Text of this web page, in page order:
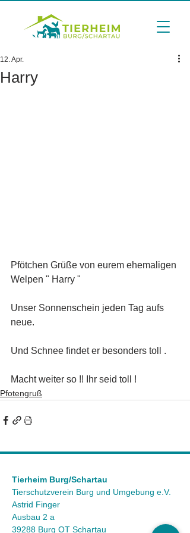
Harry
12. Apr.
Pfötchen Grüße von eurem ehemaligen
Welpen " Harry "
Unser Sonnenschein jeden Tag aufs
neue.
Und Schnee findet er besonders toll .
Macht weiter so !! Ihr seid toll !
Pfotengruß
Tierheim Burg/Schartau
Tierschutzverein Burg und Umgebung e.V.
Astrid Finger
Ausbau 2 a
39288 Burg OT Schartau